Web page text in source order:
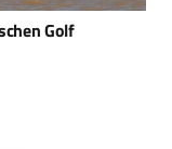
US-Armee